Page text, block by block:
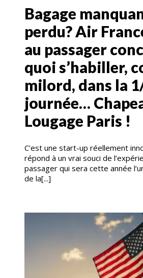
Bagage
perdu? Air
au passager
quoi s’habiller,
milord, dans la
journée…
Lougage Paris !
C’est une start-up réellement
répond à un vrai souci de
passager qui sera cette année
de la[...]